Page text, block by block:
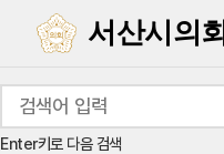
서산시의회
Enter키로 다음 검색